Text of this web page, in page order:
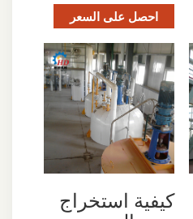
احصل على السعر
كيفية استخراج